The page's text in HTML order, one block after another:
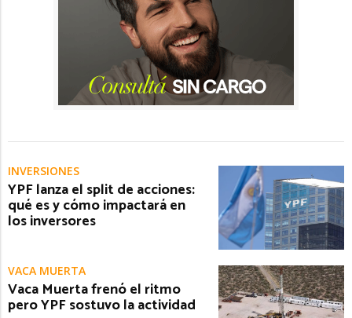
INVERSIONES
YPF lanza el split de acciones:
qué es y cómo impactará en
los inversores
VACA MUERTA
Vaca Muerta frenó el ritmo
pero YPF sostuvo la actividad